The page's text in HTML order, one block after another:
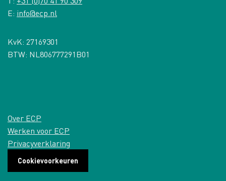
E: info@ecp.nl
KvK: 27169301
BTW: NL806777291B01
Over ECP
Werken voor ECP
Privacyverklaring
Cookievoorkeuren